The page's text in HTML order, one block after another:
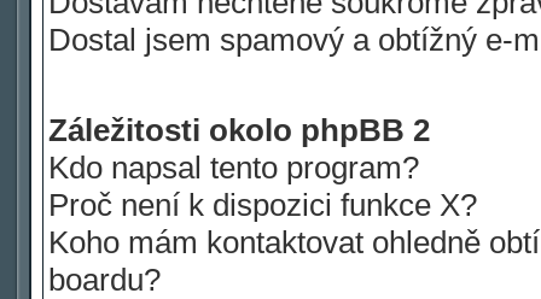
Dostal jsem spamový a obtížný e-
Záležitosti okolo phpBB 2
Kdo napsal tento program?
Proč není k dispozici funkce X?
Koho mám kontaktovat ohledně
boardu?